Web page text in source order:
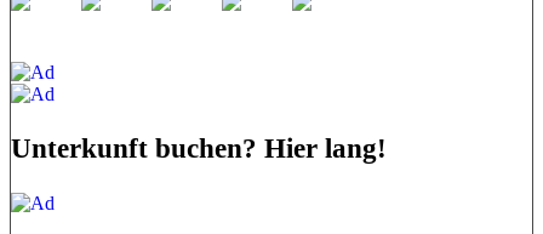
Unterkunft buchen? Hier lang!